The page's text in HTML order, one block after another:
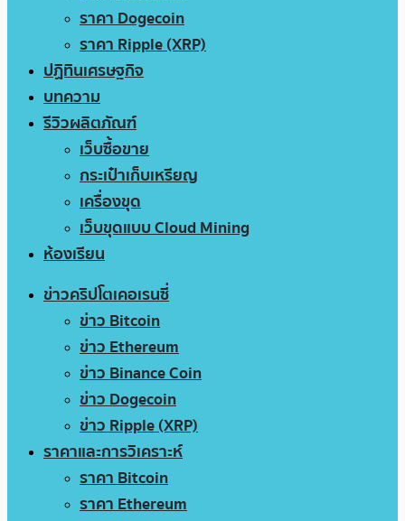
ราคา Dogecoin
ราคา Ripple (XRP)
ปฏิทินเศรษฐกิจ
บทความ
รีวิวผลิตภัณฑ์
เว็บซื้อขาย
กระเป๋าเก็บเหรียญ
เครื่องขุด
เว็บขุดแบบ Cloud Mining
ห้องเรียน
ข่าวคริปโตเคอเรนซี่
ข่าว Bitcoin
ข่าว Ethereum
ข่าว Binance Coin
ข่าว Dogecoin
ข่าว Ripple (XRP)
ราคาและการวิเคราะห์
ราคา Bitcoin
ราคา Ethereum